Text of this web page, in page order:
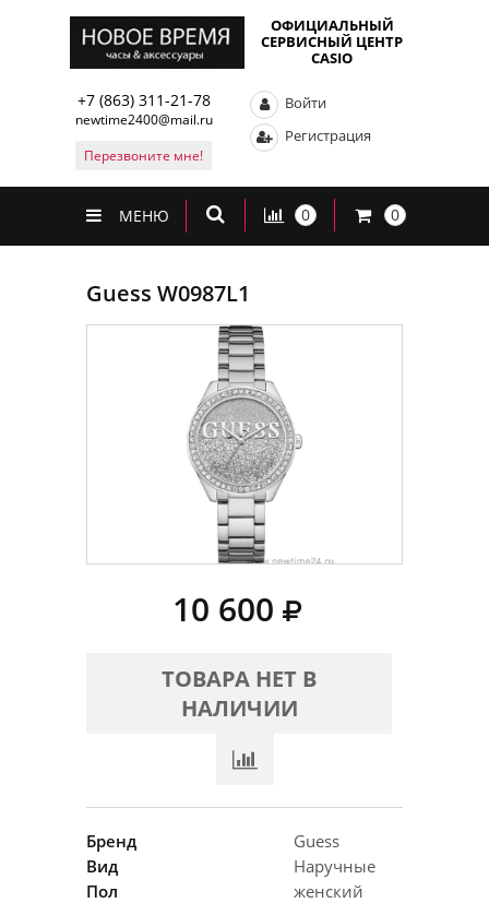
ОФИЦИАЛЬНЫЙ
СЕРВИСНЫЙ ЦЕНТР
CASIO
+7 (863) 311-21-78
newtime2400@mail.ru
Перезвоните мне!
Войти
Регистрация
МЕНЮ 0 0
Guess W0987L1
10 600
ТОВАРА НЕТ В
НАЛИЧИИ
Бренд
Guess
Вид
Наручные
Пол
женский